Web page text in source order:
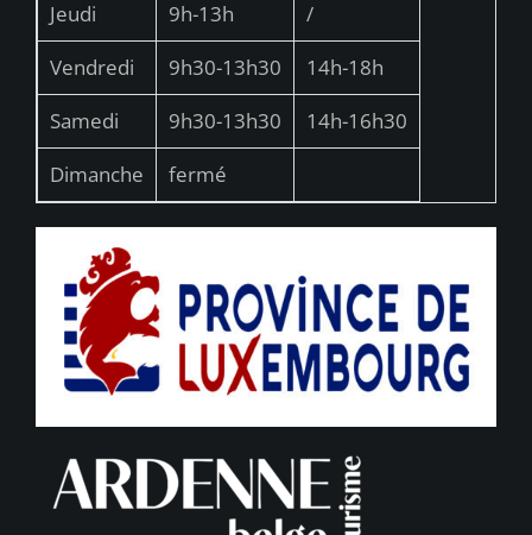
Jeudi
9h-13h
/
Vendredi
9h30-13h30
14h-18h
Samedi
9h30-13h30
14h-16h30
Dimanche
fermé